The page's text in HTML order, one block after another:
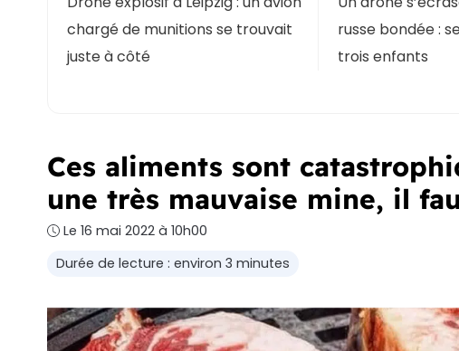
chargé de munitions se trouvait
juste à côté
russe bondée :
trois enfants
Ces aliments sont
une très mauvaise mine, il
Le 16 mai 2022 à 10h00
Durée de lecture : environ 3 minutes